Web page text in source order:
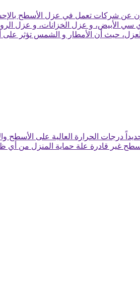
عن شركات تعمل في عزل الأسطح
الأبيض، و عزل الخزانات، و عزل الرول
حيث أن الأمطار و الشمس تؤثر
درجات الحرارة العالية على
غير قادرة علة حماية المنزل من أي